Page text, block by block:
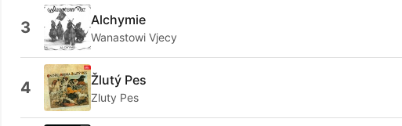
3 Alchymie
Wanastowi Vjecy
4 Žlutý Pes
Zluty Pes